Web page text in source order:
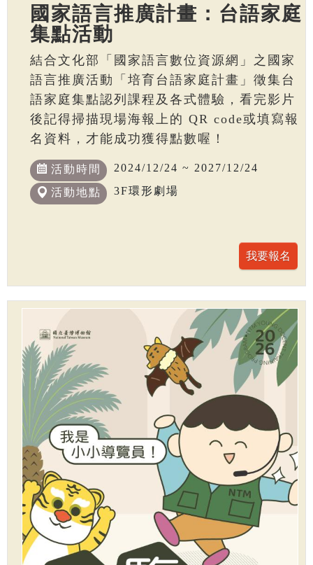
國家語言推廣計畫：台語家庭
集點活動
結合文化部「國家語言數位資源網」之國家
語言推廣活動「培育台語家庭計畫」徵集台
語家庭集點認列課程及各式體驗，看完影片
後記得掃描現場海報上的 QR code或填寫報
名資料，才能成功獲得點數喔！
活動時間 2024/12/24 ~ 2027/12/24
活動地點 3F環形劇場